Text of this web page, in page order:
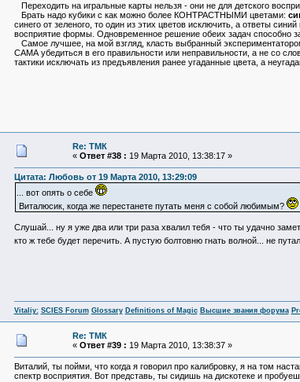
Переходить на игральные карты нельзя - они не для детского
Брать надо кубики с как можно более КОНТРАСТНЫМИ цветами:
синего от зеленого, то один из этих цветов исключить, а ответы
восприятие формы. Одновременное решение обеих задач способно
Самое лучшее, на мой взгляд, класть выбранный
САМА убедиться в его правильности или неправильности, а не со
тактики исключать из предъявления ранее угаданные цвета, а
Re: ТМК
« Ответ #38 : 19 Марта 2010, 13:38:17 »
Цитата: Любовь от 19 Марта 2010, 13:29:09
... вот опять о себе
Виталюсик, когда же перестанете путать меня с собой любимым?
Слушай... ну я уже два или три раза хвалил тебя - что ты удачно
кто ж тебе будет перечить. А пустую болтовню гнать волной... не
Vitaliy: SCIES Forum Glossary Definitions of Magic Высшие звания форума
Re: ТМК
« Ответ #39 : 19 Марта 2010, 13:38:37 »
Виталий, ты пойми, что когда я говорил про калибровку, я на том
спектр восприятия. Вот представь, ты сидишь на дискотеке и